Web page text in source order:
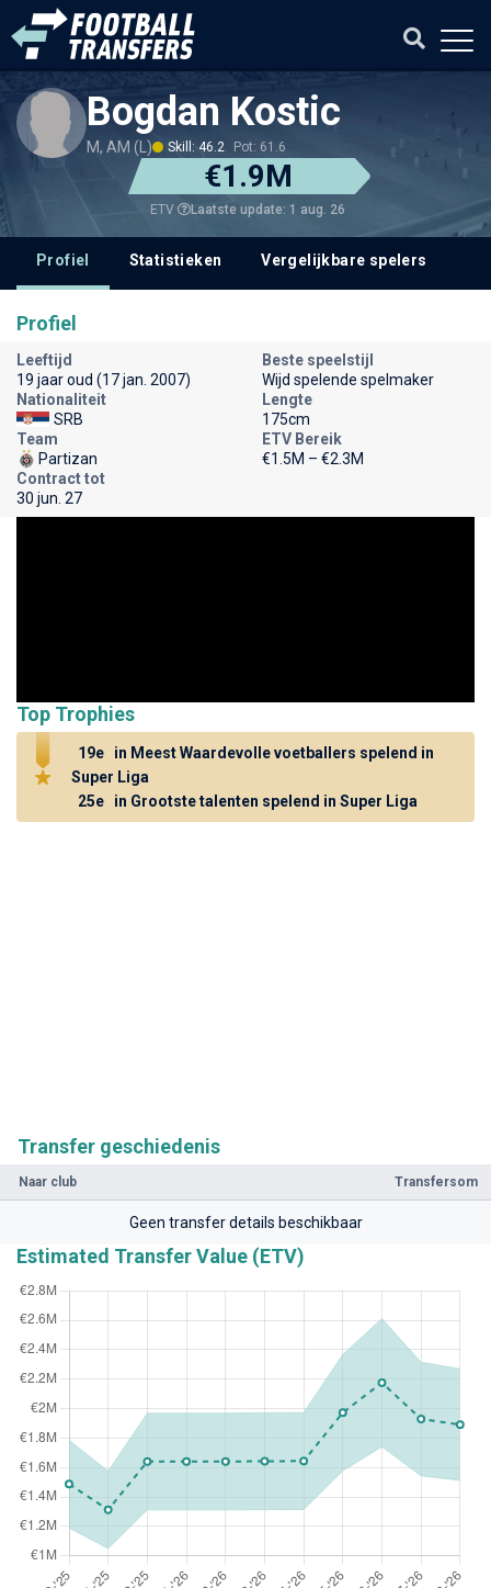
Bogdan Kostic
M, AM (L) Skill: 46.2 Pot: 61.6
€1.9M
ETV Laatste update: 1 aug. 26
Profiel Statistieken Vergelijkbare spelers
Transfer geschiedenis
Naar club Transfersom
Geen transfer details beschikbaar
Estimated Transfer Value (ETV)
Profiel
Leeftijd
19 jaar oud (17 jan. 2007)
Beste speelstijl
Wijd spelende spelmaker
Nationaliteit
SRB
Lengte
175cm
Team
Partizan
ETV Bereik
€1.5M – €2.3M
Contract tot
30 jun. 27
Top Trophies
19e
in Meest Waardevolle voetballers spelend in
Super Liga
25e
in Grootste talenten spelend in Super Liga